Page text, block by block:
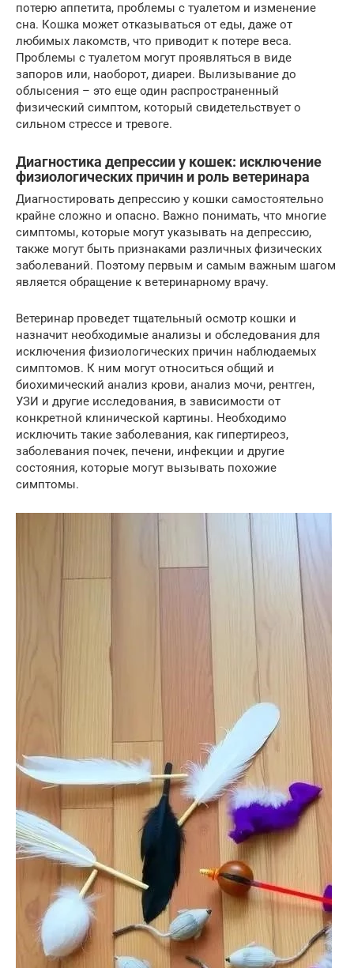
потерю аппетита, проблемы с туалетом и изменение
сна. Кошка может отказываться от еды, даже от
любимых лакомств, что приводит к потере веса.
Проблемы с туалетом могут проявляться в виде
запоров или, наоборот, диареи. Вылизывание до
облысения – это еще один распространенный
физический симптом, который свидетельствует о
сильном стрессе и тревоге.
Диагностика депрессии у кошек: исключение
физиологических причин и роль ветеринара
Диагностировать депрессию у кошки самостоятельно
крайне сложно и опасно. Важно понимать, что многие
симптомы, которые могут указывать на депрессию,
также могут быть признаками различных физических
заболеваний. Поэтому первым и самым важным шагом
является обращение к ветеринарному врачу.
Ветеринар проведет тщательный осмотр кошки и
назначит необходимые анализы и обследования для
исключения физиологических причин наблюдаемых
симптомов. К ним могут относиться общий и
биохимический анализ крови, анализ мочи, рентген,
УЗИ и другие исследования, в зависимости от
конкретной клинической картины. Необходимо
исключить такие заболевания, как гипертиреоз,
заболевания почек, печени, инфекции и другие
состояния, которые могут вызывать похожие
симптомы.